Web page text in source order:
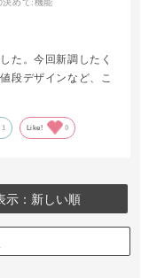
決めて:機能
た。今回新調したく
段デザインなど、こ
1 Like! 0
示：新しい順